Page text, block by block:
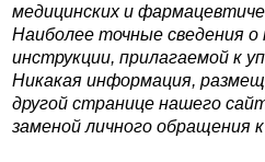
медицинских и
Наиболее точные сведения
инструкции, прилагаемой к
Никакая информация,
другой странице нашего
заменой личного обращения